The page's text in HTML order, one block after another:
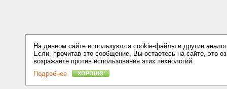
На данном сайте используются cookie-файлы и другие
Если, прочитав это сообщение, Вы остаетесь на сайте, это
возражаете против использования этих технологий.
Подробнее
ХОРОШО